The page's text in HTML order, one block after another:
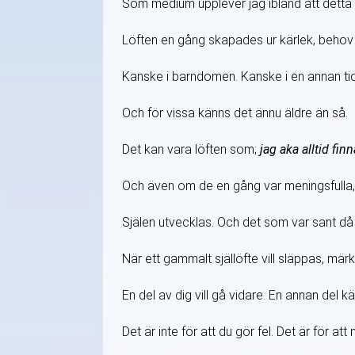
Som medium upplever jag ibland att
Löften en gång skapades ur kärlek,
Kanske i barndomen. Kanske i en annan
Och för vissa känns det ännu äldre än så.
Det kan vara löften som; jag aka alltid
Och även om de en gång var
Själen utvecklas. Och det som var sant
När ett gammalt själlöfte vill släppas,
En del av dig vill gå vidare. En annan del
Det är inte för att du gör fel. Det är för